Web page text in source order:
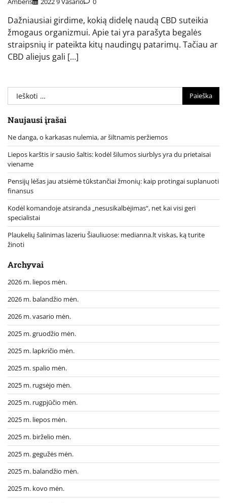
Dažniausiai girdime, kokią didelę naudą CBD suteikia
žmogaus organizmui. Apie tai yra parašyta begalės
straipsnių ir pateikta kitų naudingų patarimų. Tačiau ar
CBD aliejus gali […]
Ieškoti:
Naujausi įrašai
Ne danga, o karkasas nulemia, ar šiltnamis peržiemos
Liepos karštis ir sausio šaltis: kodėl šilumos siurblys yra du prietaisai
viename
Pensijų lėšas jau atsiėmė tūkstančiai žmonių: kaip protingai suplanuoti
finansus
Kodėl komandoje atsiranda „nesusikalbėjimas“, net kai visi geri
specialistai
Plaukelių šalinimas lazeriu Šiauliuose: medianna.lt viskas, ką turite
žinoti
Archyvai
2026 m. liepos mėn.
2026 m. balandžio mėn.
2026 m. vasario mėn.
2025 m. gruodžio mėn.
2025 m. lapkričio mėn.
2025 m. spalio mėn.
2025 m. rugsėjo mėn.
2025 m. rugpjūčio mėn.
2025 m. liepos mėn.
2025 m. birželio mėn.
2025 m. gegužės mėn.
2025 m. balandžio mėn.
2025 m. kovo mėn.